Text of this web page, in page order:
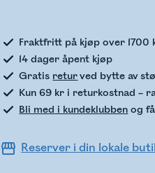
Fraktfritt på kjøp over 1700
14 dager åpent kjøp
Gratis returved bytte av
Kun 69 kr i returkostnad –
Bli med i kundeklubben og få
Reserver i din lokale